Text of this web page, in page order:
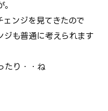
ェンジを見てきたので
ジも普通に考えられます
たり・・ね